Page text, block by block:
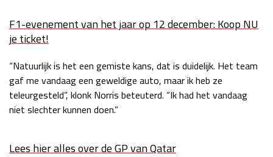
GP QATAR 2026 27 - 29 nov
Kwalificatie
za 19:00 - 20:00
Race
zo 17:00 - 19:00
F1-evenement van het jaar op 12 december: Koop NU
je ticket!
“Natuurlijk is het een gemiste kans, dat is duidelijk. Het team
gaf me vandaag een geweldige auto, maar ik heb ze
teleurgesteld”, klonk Norris beteuterd. “Ik had het vandaag
niet slechter kunnen doen.”
Lees hier alles over de GP van Qatar